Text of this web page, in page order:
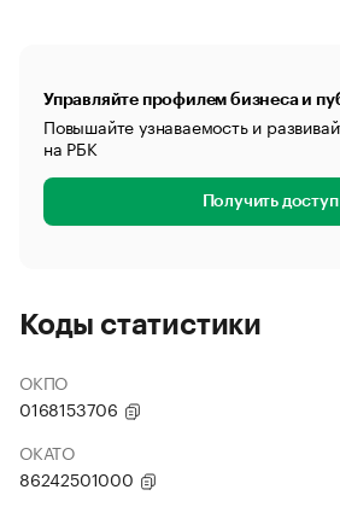
Управляйте профилем бизнеса и
Повышайте узнаваемость и
на РБК
Получить доступ
Коды статистики
ОКПО
0168153706
ОКАТО
86242501000